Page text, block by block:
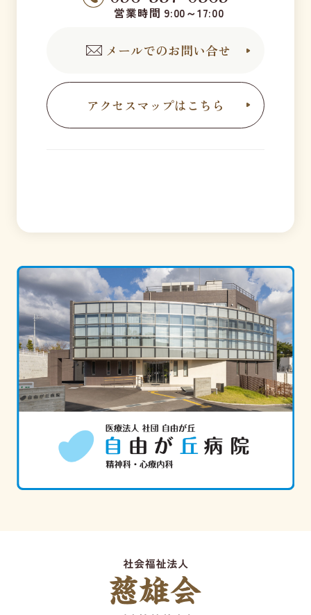
営業時間 9:00～17:00
メールでのお問い合せ
アクセスマップはこちら